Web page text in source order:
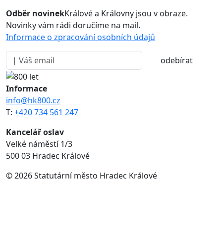
Odběr novinekKrálové a Královny jsou v obraze.
Novinky vám rádi doručíme na mail.
Informace o zpracování osobních údajů
odebírat
Informace
info@hk800.cz
T: +420 734 561 247
Kancelář oslav
Velké náměstí 1/3
500 03 Hradec Králové
© 2026 Statutární město Hradec Králové